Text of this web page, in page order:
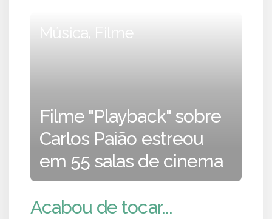
Música, Filme
Filme "Playback" sobre
Carlos Paião estreou
em 55 salas de cinema
Acabou de tocar...